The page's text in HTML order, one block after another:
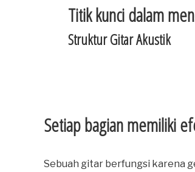
Titik kunci dalam
Struktur Gitar Akustik
Setiap bagian memiliki
Sebuah gitar berfungsi karena